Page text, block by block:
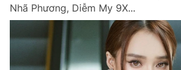
Nhã Phương, Diễm My 9X...